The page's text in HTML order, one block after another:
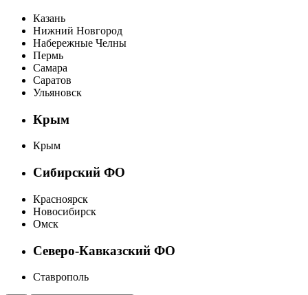
Казань
Нижний Новгород
Набережные Челны
Пермь
Самара
Саратов
Ульяновск
Крым
Крым
Сибирский ФО
Красноярск
Новосибирск
Омск
Северо-Кавказский ФО
Ставрополь